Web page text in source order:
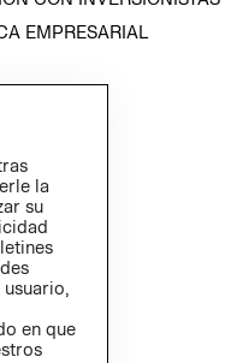
EMPRESARIAL
la
su
en que